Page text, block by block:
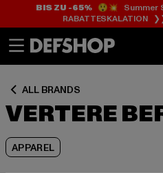
BIS ZU -65%😲💥 Summer
RABATTESKALATION
ALL BRANDS
VERTERE
APPAREL